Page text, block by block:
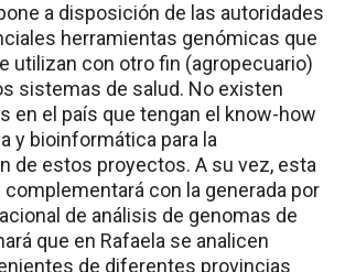
a disposición de las autoridades
herramientas genómicas que
utilizan con otro fin (agropecuario)
sistemas de salud. No existen
en el país que tengan el know-how
y bioinformática para la
de estos proyectos. A su vez, esta
con la generada por
de análisis de genomas de
que en Rafaela se analicen
de diferentes provincias